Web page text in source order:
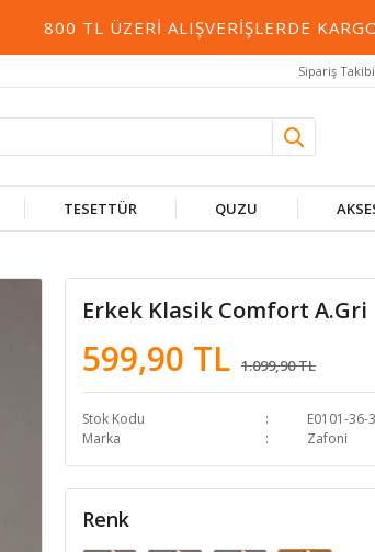
800 TL ÜZERI ALIŞVERIŞLERDE KARGO
Sipariş Takibi
TESETTÜR QUZU
Erkek Klasik Comfort
599,90 TL 1.099,90 TL
Stok Kodu
E0101-36-
Marka
Zafoni
Renk